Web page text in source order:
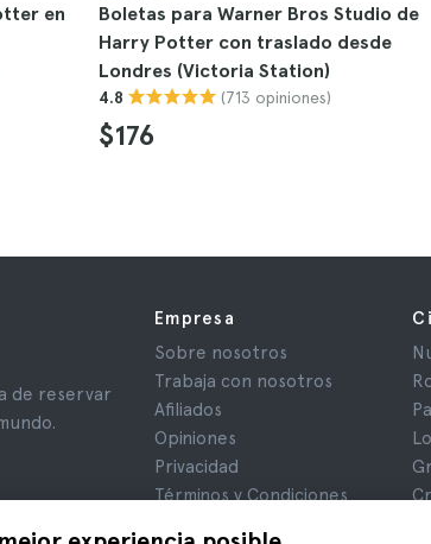
en
Boletas para Warner Bros Studio de
Harry Potter con traslado desde
Londres (Victoria Station)
4.8 (713 opiniones)
$176
de reservar
Empresa
Sobre nosotros
Trabaja con nosotros
Afiliados
Opiniones
Privacidad
Términos y Condiciones